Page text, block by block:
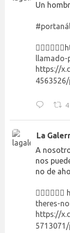
Un
👉🏻👉🏻👉🏻
llamado-
https://
4
La
A
nos
no de
👉🏻👉🏻👉🏻
theres-
https://